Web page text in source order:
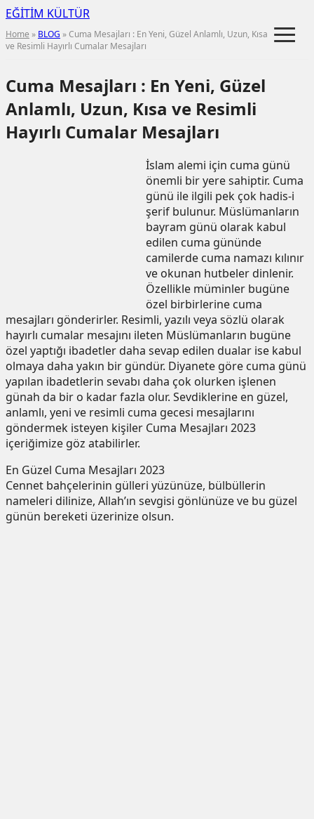
EĞİTİM KÜLTÜR ≡
Home » BLOG » Cuma Mesajları : En Yeni, Güzel Anlamlı, Uzun, Kısa
ve Resimli Hayırlı Cumalar Mesajları
Cuma Mesajları : En Yeni, Güzel
Anlamlı, Uzun, Kısa ve Resimli
Hayırlı Cumalar Mesajları
İslam alemi için cuma günü
önemli bir yere sahiptir. Cuma
günü ile ilgili pek çok hadis-i
şerif bulunur. Müslümanların
bayram günü olarak kabul
edilen cuma gününde
camilerde cuma namazı kılınır
ve okunan hutbeler dinlenir.
Özellikle müminler bugüne
özel birbirlerine cuma
mesajları gönderirler. Resimli, yazılı veya sözlü olarak
hayırlı cumalar mesajını ileten Müslümanların bugüne
özel yaptığı ibadetler daha sevap edilen dualar ise kabul
olmaya daha yakın bir gündür. Diyanete göre cuma günü
yapılan ibadetlerin sevabı daha çok olurken işlenen
günah da bir o kadar fazla olur. Sevdiklerine en güzel,
anlamlı, yeni ve resimli cuma gecesi mesajlarını
göndermek isteyen kişiler Cuma Mesajları 2023
içeriğimize göz atabilirler.
En Güzel Cuma Mesajları 2023
Cennet bahçelerinin gülleri yüzünüze, bülbüllerin
nameleri dilinize, Allah’ın sevgisi gönlünüze ve bu güzel
günün bereketi üzerinize olsun.